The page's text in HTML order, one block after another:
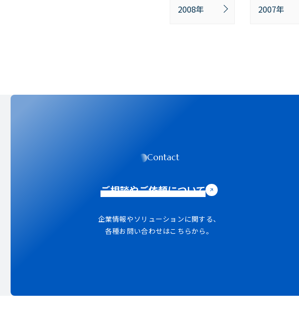
2008年 2007年
Contact
ご相談やご依頼について
企業情報やソリューションに関する、
各種お問い合わせはこちらから。